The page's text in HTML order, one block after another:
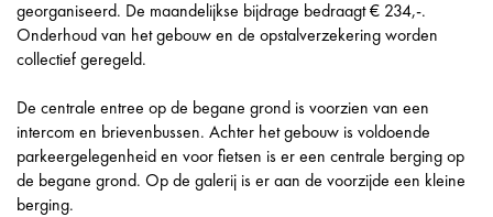
georganiseerd. De maandelijkse bijdrage bedraagt € 234,-.
Onderhoud van het gebouw en de opstalverzekering worden
collectief geregeld.
De centrale entree op de begane grond is voorzien van een
intercom en brievenbussen. Achter het gebouw is voldoende
parkeergelegenheid en voor fietsen is er een centrale berging op
de begane grond. Op de galerij is er aan de voorzijde een kleine
berging.